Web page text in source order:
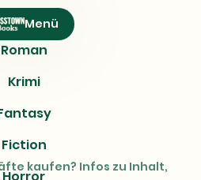
Menü
Roman
Krimi
Fiction
kaufen? Infos zu Inhalt,